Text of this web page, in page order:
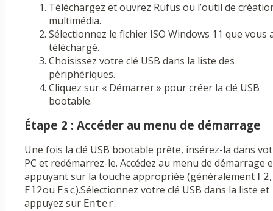
Téléchargez et ouvrez Rufus ou l’outil de
multimédia.
Sélectionnez le fichier ISO Windows 11 que vous
téléchargé.
Choisissez votre clé USB dans la liste des
périphériques.
Cliquez sur « Démarrer » pour créer la clé USB
bootable.
Étape 2 : Accéder au menu de démarrage
Une fois la clé USB bootable prête, insérez-la dans
PC et redémarrez-le. Accédez au menu de démarrage
appuyant sur la touche appropriée (généralement F2,
F12ou Esc).Sélectionnez votre clé USB dans la liste et
appuyez sur Enter.